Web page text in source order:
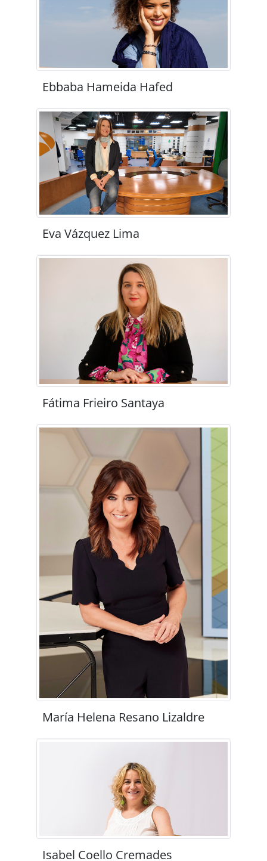
Ebbaba Hameida Hafed
Eva Vázquez Lima
Fátima Frieiro Santaya
María Helena Resano Lizaldre
Isabel Coello Cremades